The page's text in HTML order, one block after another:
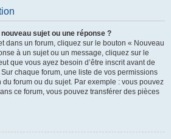
sujet ou une réponse ?
dans un forum, cliquez sur le bouton « Nouveau
à un sujet ou un message, cliquez sur le
que vous ayez besoin d’être inscrit avant de
chaque forum, une liste de vos permissions
du forum ou du sujet. Par exemple : vous pouvez
ce forum, vous pouvez transférer des pièces